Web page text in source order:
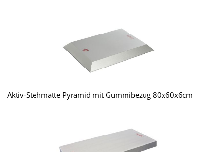
Aktiv-Stehmatte Pyramid mit Gummibezug 80x60x6cm